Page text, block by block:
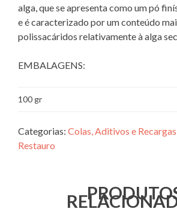
alga, que se apresenta como um pó
e é caracterizado por um conteúdo
polissacáridos relativamente à alga
EMBALAGENS:
100 gr
Categorias: Colas, Aditivos e Recargas
Restauro